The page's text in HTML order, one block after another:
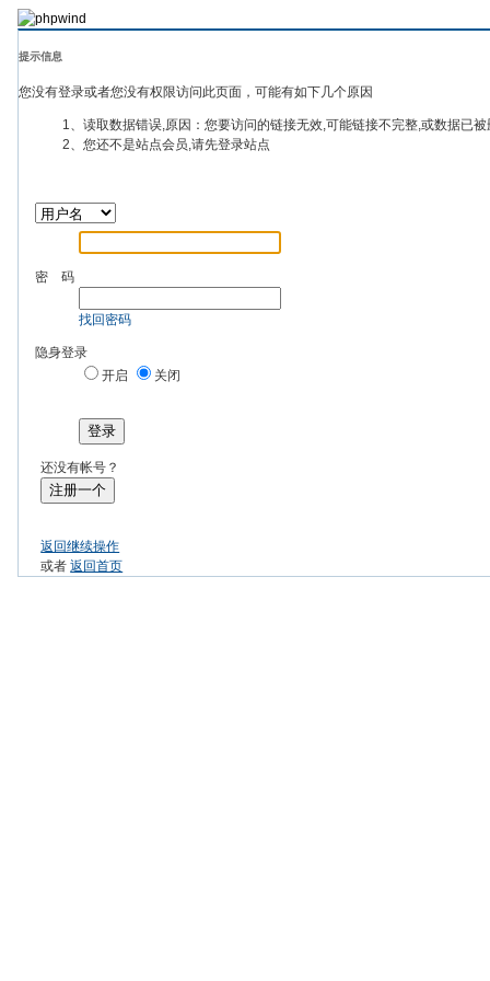
提示信息
您没有登录或者您没有权限访问此页面，可能有如下几个原因
1、读取数据错误,原因：您要访问的链接无效,可能链接不完整,或数据已
2、您还不是站点会员,请先登录站点
密 码
找回密码
隐身登录
开启
关闭
登录
还没有帐号？
注册一个
返回继续操作
或者返回首页